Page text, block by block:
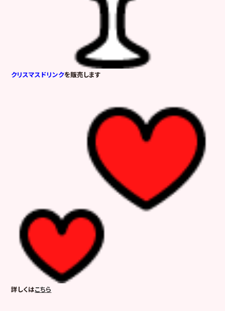
クリスマスドリンクを販売します
詳しくはこちら